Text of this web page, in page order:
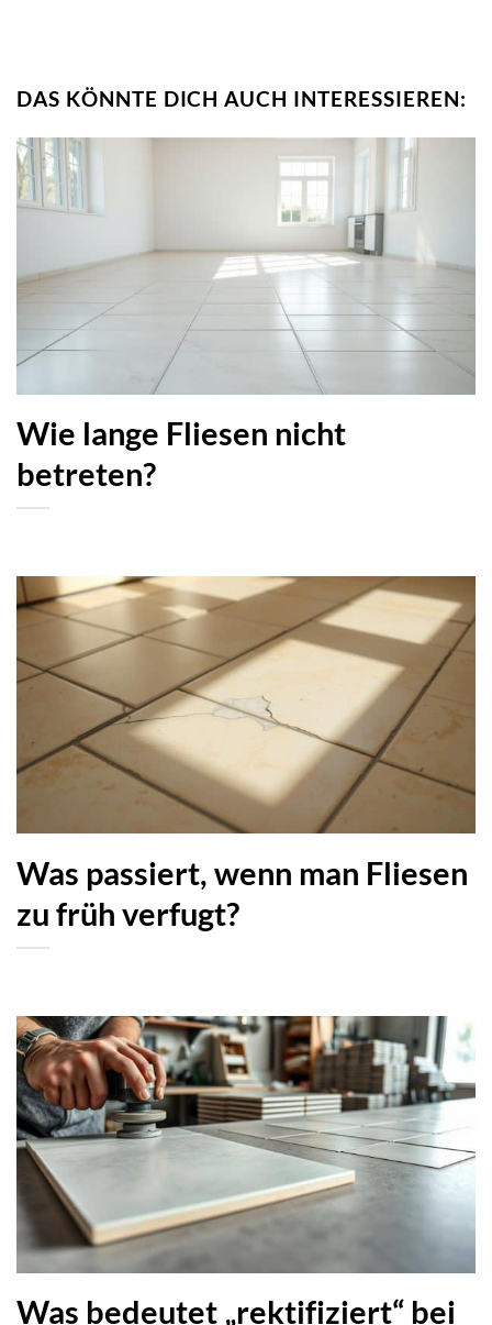
DAS KÖNNTE DICH AUCH INTERESSIEREN:
Wie lange Fliesen nicht
betreten?
Was passiert, wenn man Fliesen
zu früh verfugt?
Was bedeutet „rektifiziert“ bei